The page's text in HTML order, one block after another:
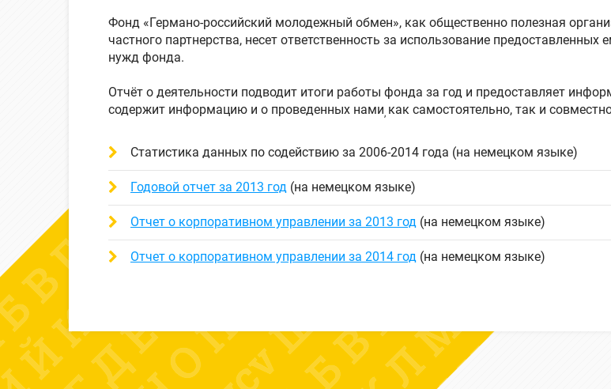
Фонд «Германо-российский молодежный обмен», как общественно полезная
частного партнерства, несет ответственность за использование
нужд фонда.
Отчёт о деятельности подводит итоги работы фонда за год и предоставляет
содержит информацию и о проведенных нами, как самостоятельно, так и
Статистика данных по содействию за 2006-2014 года (на немецком языке)
Годовой отчет за 2013 год (на немецком языке)
Отчет о корпоративном управлении за 2013 год (на немецком языке)
Отчет о корпоративном управлении за 2014 год (на немецком языке)